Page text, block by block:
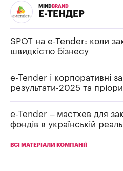
MIND BRAND
Е-ТЕНДЕР
SPOT на e-Tender: коли
швидкістю бізнесу
e-Tender і корпоративні
результати-2025 та
e-Tender – мастхев для
фондів в українській
ВСІ МАТЕРІАЛИ КОМПАНІЇ